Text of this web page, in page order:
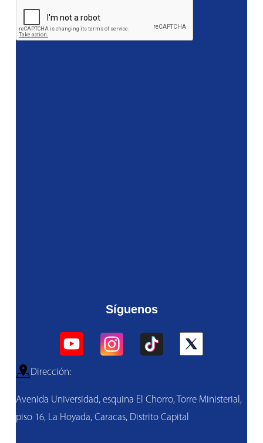
Síguenos
Dirección:
Avenida Universidad, esquina El Chorro, Torre Ministerial,
piso 16, La Hoyada, Caracas, Distrito Capital